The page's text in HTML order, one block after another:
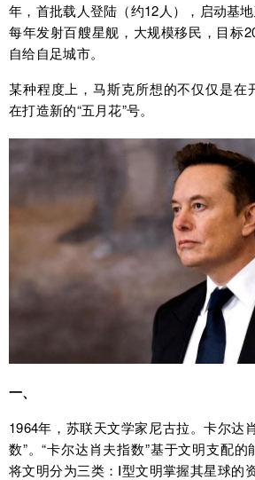
年，首批载人登陆（约12人），启动基
每年发射百艘星舰，大规模移民，目标
自给自足城市。
某种程度上，马斯克所想的不仅仅是在
在打造新的“五月花”号。
一、
1964年，苏联天文学家尼古拉。卡尔达
数”。“卡尔达肖夫指数”基于文明支配的
将文明分为三类：Ⅰ型文明掌握其星球的